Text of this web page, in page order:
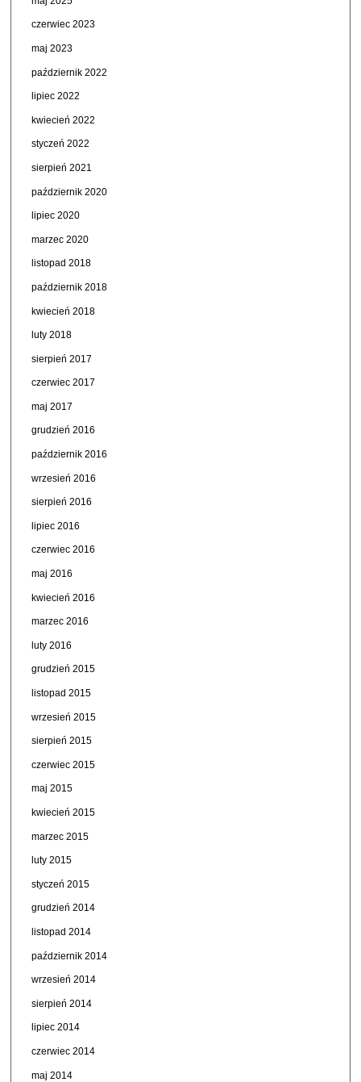
czerwiec 2023
maj 2023
październik 2022
lipiec 2022
kwiecień 2022
styczeń 2022
sierpień 2021
październik 2020
lipiec 2020
marzec 2020
listopad 2018
październik 2018
kwiecień 2018
luty 2018
sierpień 2017
czerwiec 2017
maj 2017
grudzień 2016
październik 2016
wrzesień 2016
sierpień 2016
lipiec 2016
czerwiec 2016
maj 2016
kwiecień 2016
marzec 2016
luty 2016
grudzień 2015
listopad 2015
wrzesień 2015
sierpień 2015
czerwiec 2015
maj 2015
kwiecień 2015
marzec 2015
luty 2015
styczeń 2015
grudzień 2014
listopad 2014
październik 2014
wrzesień 2014
sierpień 2014
lipiec 2014
czerwiec 2014
maj 2014